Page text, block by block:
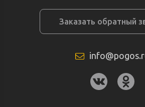
Заказать обратный